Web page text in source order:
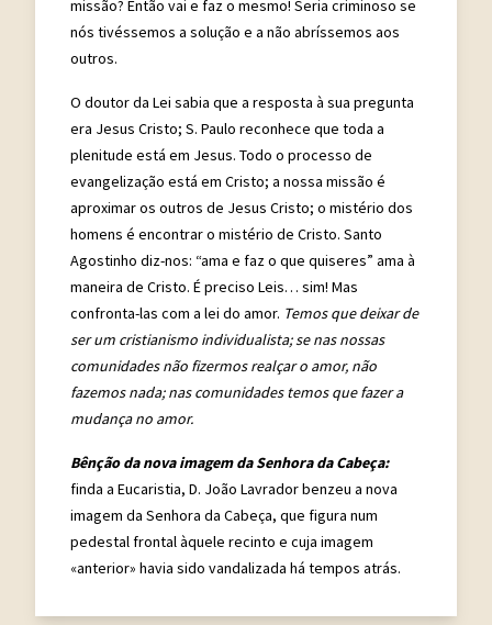
missão? Então vai e faz o mesmo! Seria criminoso se
nós tivéssemos a solução e a não abríssemos aos
outros.
O doutor da Lei sabia que a resposta à sua pregunta
era Jesus Cristo; S. Paulo reconhece que toda a
plenitude está em Jesus. Todo o processo de
evangelização está em Cristo; a nossa missão é
aproximar os outros de Jesus Cristo; o mistério dos
homens é encontrar o mistério de Cristo. Santo
Agostinho diz-nos: “ama e faz o que quiseres” ama à
maneira de Cristo. É preciso Leis… sim! Mas
confronta-las com a lei do amor. Temos que deixar de
ser um cristianismo individualista; se nas nossas
comunidades não fizermos realçar o amor, não
fazemos nada; nas comunidades temos que fazer a
mudança no amor.
Bênção da nova imagem da Senhora da Cabeça:
finda a Eucaristia, D. João Lavrador benzeu a nova
imagem da Senhora da Cabeça, que figura num
pedestal frontal àquele recinto e cuja imagem
«anterior» havia sido vandalizada há tempos atrás.